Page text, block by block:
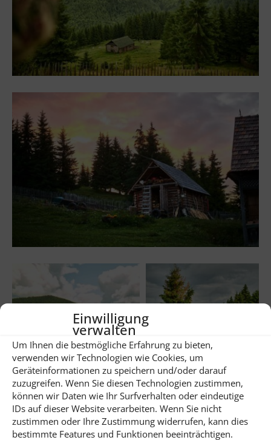
Einwilligung
verwalten
Um Ihnen die bestmögliche Erfahrung zu bieten,
verwenden wir Technologien wie Cookies, um
Geräteinformationen zu speichern und/oder darauf
zuzugreifen. Wenn Sie diesen Technologien zustimmen,
können wir Daten wie Ihr Surfverhalten oder eindeutige
IDs auf dieser Website verarbeiten. Wenn Sie nicht
zustimmen oder Ihre Zustimmung widerrufen, kann dies
bestimmte Features und Funktionen beeinträchtigen.
Related posts